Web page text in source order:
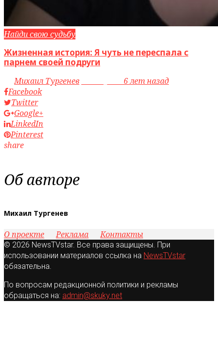
Найди свою судьбу
Жизненная история: Я чуть не переспала с
парнем своей подруги
byМихаил Тургенев
6 лет назад
Facebook
Twitter
Google+
LinkedIn
Pinterest
share
Об авторе
Михаил Тургенев
О проекте Реклама Контакты
© 2026 NewsTVstar. Все права защищены. При
использовании материалов ссылка на NewsTVstar
обязательна.
По вопросам редакционной политики и рекламы
обращаться на: admin@skuky.net